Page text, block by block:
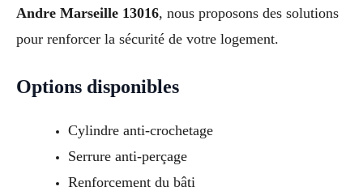
Andre Marseille 13016, nous proposons des solutions
pour renforcer la sécurité de votre logement.
Options disponibles
Cylindre anti-crochetage
Serrure anti-perçage
Renforcement du bâti